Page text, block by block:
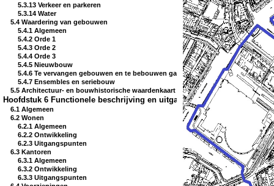
5.3.13 Verkeer en parkeren
5.3.14 Water
5.4 Waardering van gebouwen
5.4.1 Algemeen
5.4.2 Orde 1
5.4.3 Orde 2
5.4.4 Orde 3
5.4.5 Nieuwbouw
5.4.6 Te vervangen gebouwen en te bebouwen gaten
5.4.7 Ensembles en seriebouw
5.5 Architectuur- en bouwhistorische waardenkaart
Hoofdstuk 6 Functionele beschrijving en uitgangspunten
6.1 Algemeen
6.2 Wonen
6.2.1 Algemeen
6.2.2 Ontwikkeling
6.2.3 Uitgangspunten
6.3 Kantoren
6.3.1 Algemeen
6.3.2 Ontwikkeling
6.3.3 Uitgangspunten